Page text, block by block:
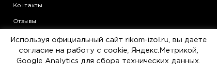
Контакты
Отзывы
Области применения теплоизоляции Armaflex
Статьи
Используя официальный сайт rikom-izol.ru, вы даете
согласие на работу с cookie, Яндекс.Метрикой,
Google Analytics для сбора технических данных.